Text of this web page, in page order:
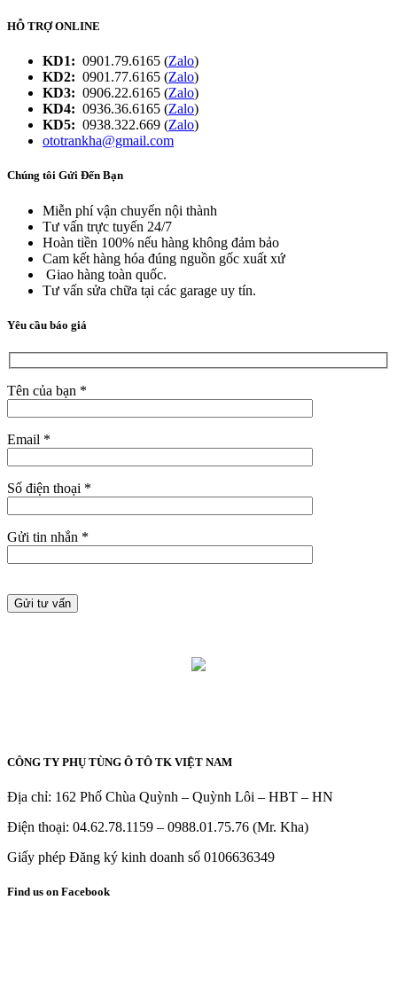
HỖ TRỢ ONLINE
KD1: 0901.79.6165 (Zalo)
KD2: 0901.77.6165 (Zalo)
KD3: 0906.22.6165 (Zalo)
KD4: 0936.36.6165 (Zalo)
KD5: 0938.322.669 (Zalo)
ototrankha@gmail.com
Chúng tôi Gửi Đến Bạn
Miễn phí vận chuyển nội thành
Tư vấn trực tuyến 24/7
Hoàn tiền 100% nếu hàng không đảm bảo
Cam kết hàng hóa đúng nguồn gốc xuất xứ
Giao hàng toàn quốc.
Tư vấn sửa chữa tại các garage uy tín.
Yêu cầu báo giá
Tên của bạn *
Email *
Số điện thoại *
Gửi tin nhắn *
CÔNG TY PHỤ TÙNG Ô TÔ TK VIỆT NAM
Địa chỉ: 162 Phố Chùa Quỳnh – Quỳnh Lôi – HBT – HN
Điện thoại: 04.62.78.1159 – 0988.01.75.76 (Mr. Kha)
Giấy phép Đăng ký kinh doanh số 0106636349
Find us on Facebook